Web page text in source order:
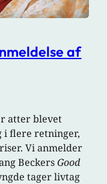
af
atter blevet
i flere retninger,
Vi anmelder
BeckersGood
tager livtag